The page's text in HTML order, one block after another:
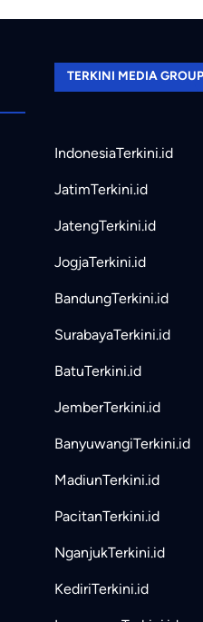
TERKINI MEDIA GROUP
IndonesiaTerkini.id
JatimTerkini.id
JatengTerkini.id
JogjaTerkini.id
BandungTerkini.id
SurabayaTerkini.id
BatuTerkini.id
JemberTerkini.id
BanyuwangiTerkini.id
MadiunTerkini.id
PacitanTerkini.id
NganjukTerkini.id
KediriTerkini.id